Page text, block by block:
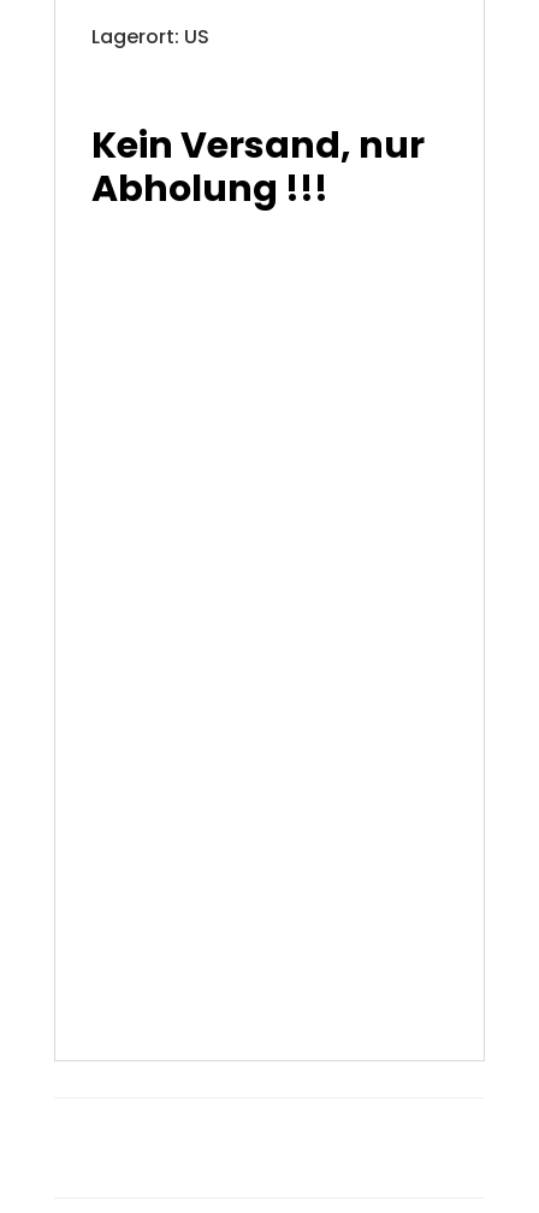
Lagerort: US
Kein Versand, nur
Abholung !!!